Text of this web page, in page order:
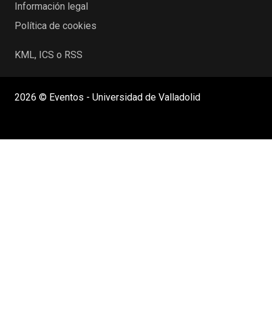
Información legal
Política de cookies
KML, ICS o RSS
2026 © Eventos - Universidad de Valladolid